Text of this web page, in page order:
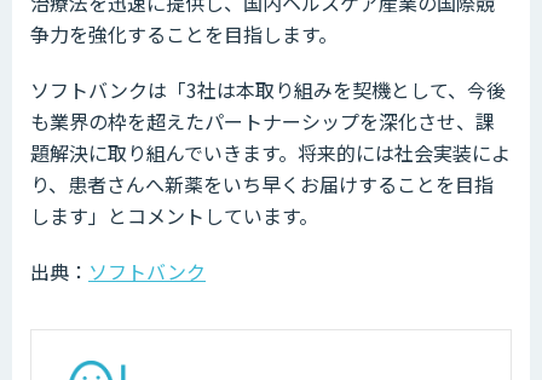
争力を強化することを目指します。
ソフトバンクは「3社は本取り組みを契機として、今後
も業界の枠を超えたパートナーシップを深化させ、課
題解決に取り組んでいきます。将来的には社会実装によ
り、患者さんへ新薬をいち早くお届けすることを目指
します」とコメントしています。
出典： ソフトバンク